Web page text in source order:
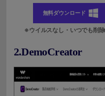
無料ダウンロード
2.DemoCreator